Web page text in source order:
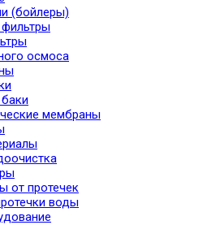
(бойлеры)
осмоса
мембраны
от протечек
воды